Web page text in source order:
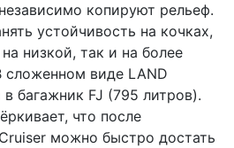
копируют рельеф.
устойчивость на кочках,
низкой, так и на более
сложенном виде LAND
багажник FJ (795 литров).
что после
можно быстро достать